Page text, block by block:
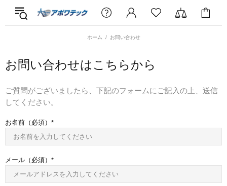
ホーム お問い合わせ
お問い合わせはこちらから
ご質問がございましたら、下記のフォームにご記入の上、送信
してください。
お名前（必須）
メール（必須）